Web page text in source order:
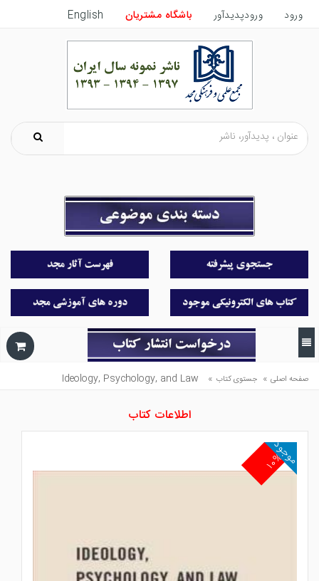
ورود ورودپدیدآور باشگاه مشتریان English
صفحه اصلی » جستوی کتاب »
Ideology, Psychology, and Law
اطلاعات کتاب
۱۰%
موجود